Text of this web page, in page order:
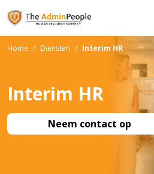
Home / Diensten / Interim HR
Interim HR
Neem contact op